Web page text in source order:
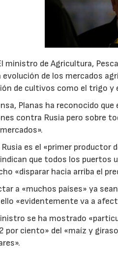
ministro de Agricultura,
evolución de los mercados
de cultivos como el trigo y
Planas ha reconocido
contra Rusia pero sobre
es el «primer
que todos los puertos
«disparar hacia arriba el
a «muchos países» ya
«evidentemente va a
se ha mostrado
por ciento» del «maíz y